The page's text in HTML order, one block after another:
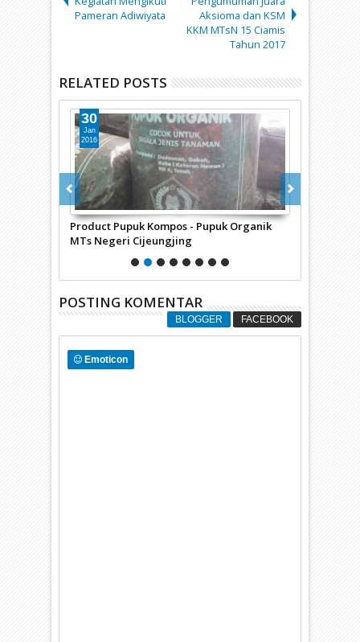
Pameran Adiwiyata
Aksioma dan KSM
KKM MTsN 15 Ciamis
Tahun 2017
RELATED POSTS
Product Pupuk Kompos - Pupuk Organik
MTs Negeri Cijeungjing
30
Jan
2016
POSTING KOMENTAR
BLOGGER FACEBOOK
Emoticon